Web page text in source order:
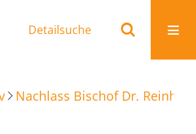
Detailsuche
Nachlass Bischof Dr.